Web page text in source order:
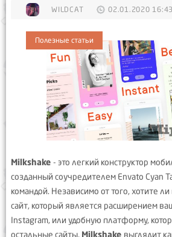
WILDCAT 02.01.2020 16:43
Полезные статьи
Milkshake - это легкий конструктор
созданный соучредителем Envato Cyan
командой. Независимо от того, хотите
сайт, который является расширением
Instagram, или удобную платформу,
остальные сайты, Milkshake выглядит